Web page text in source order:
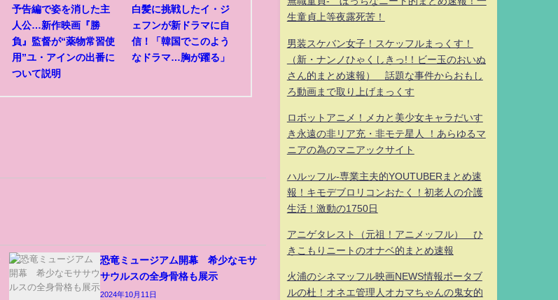
予告編で姿を消した主
人公…新作映画『勝
負』監督が“薬物常習使
用”ユ・アインの出番に
ついて説明
白髪に挑戦したイ・ジ
ェフンが新ドラマに自
信！「韓国でこのよう
なドラマ…胸が躍る」
恐竜ミュージアム開幕 希少なモサ
サウルスの全身骨格も展示
2024年10月11日
生童貞上等夜露死苦！
男装スケバン女子！スケッフルまっくす！
（新・ナンノひゃくしきっ!！ビー玉のおいぬ
さん的まとめ速報） 話題な事件からおもし
ろ動画まで取り上げまっくす
ロボットアニメ！メカと美少女キャラだいす
き永遠の非リア充・非モテ星人 ！あらゆるマ
ニアの為のマニアックサイト
ハルッフル-専業主夫的YOUTUBERまとめ速
報！キモデブロリコンおたく！初老人の介護
生活！激動の1750日
アニゲタレスト（元祖！アニメッフル） ひ
きこもりニートのオナベ的まとめ速報
火浦のシネマッフル映画NEWS情報ポータブ
ルの杜！オネエ管理人オカマちゃんの鬼女的